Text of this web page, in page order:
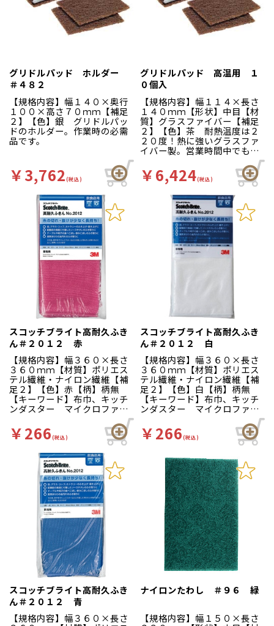
グリドルパッド ホルダー
＃４８２
【規格内容】幅１４０×奥行
１００×高さ７０ｍｍ【補足
２】【色】銀 グリドルパッ
ドのホルダー。作業時の必需
品です。
￥3,762(税込)
グリドルパッド 高温用 １
０個入
【規格内容】幅１１４×長さ
１４０ｍｍ【形状】中目【材
質】グラスファイバー【補足
２】【色】茶 耐熱温度は２
２０度！熱に強いグラスファ
イバー製。営業時間中でもグ
リドル・鉄板の温度を下げず
にクリーニングできます。砥
ぎ汁が出たりせず、洗剤を使
わないので、作業後にすすぐ
必要がありません。用途：グ
リドルのこげ落とし、油落と
￥6,424(税込)
スコッチブライト高耐久ふき
ん＃２０１２ 赤
【規格内容】幅３６０×長さ
３６０ｍｍ【材質】ポリエス
テル繊維・ナイロン繊維【補
足２】【色】赤【柄】柄無
【キーワード】布巾、キッチ
ンダスター マイクロファイ
にふき取ります。洗濯して繰
り返し使用可能なお手頃タイ
￥266(税込)
スコッチブライト高耐久ふき
ん＃２０１２ 白
【規格内容】幅３６０×長さ
３６０ｍｍ【材質】ポリエス
テル繊維・ナイロン繊維【補
足２】【色】白【柄】柄無
【キーワード】布巾、キッチ
ンダスター マイクロファイ
にふき取ります。洗濯して繰
り返し使用可能なお手頃タイ
￥266(税込)
スコッチブライト高耐久ふき
ん＃２０１２ 青
【規格内容】幅３６０×長さ
ナイロンたわし ＃９６ 緑
【規格内容】幅１５０×長さ